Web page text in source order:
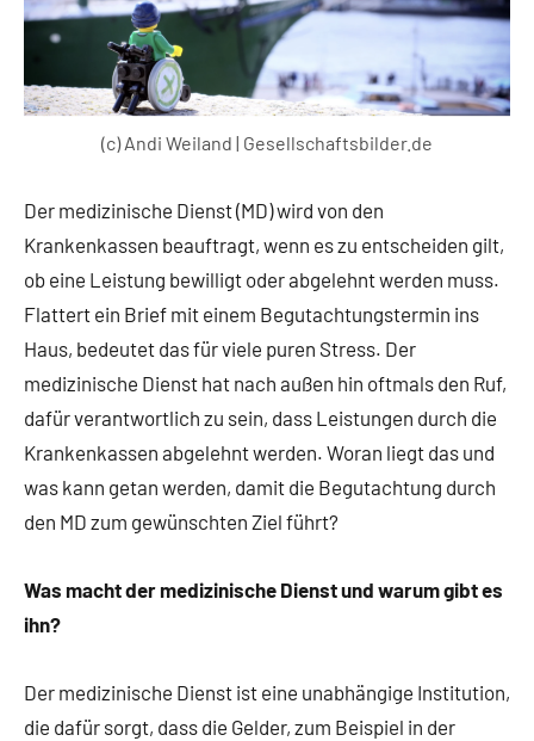
(c) Andi Weiland | Gesellschaftsbilder.de
Der medizinische Dienst (MD) wird von den
Krankenkassen beauftragt, wenn es zu entscheiden gilt,
ob eine Leistung bewilligt oder abgelehnt werden muss.
Flattert ein Brief mit einem Begutachtungstermin ins
Haus, bedeutet das für viele puren Stress. Der
medizinische Dienst hat nach außen hin oftmals den Ruf,
dafür verantwortlich zu sein, dass Leistungen durch die
Krankenkassen abgelehnt werden. Woran liegt das und
was kann getan werden, damit die Begutachtung durch
den MD zum gewünschten Ziel führt?
Was macht der medizinische Dienst und warum gibt es
ihn?
Der medizinische Dienst ist eine unabhängige Institution,
die dafür sorgt, dass die Gelder, zum Beispiel in der